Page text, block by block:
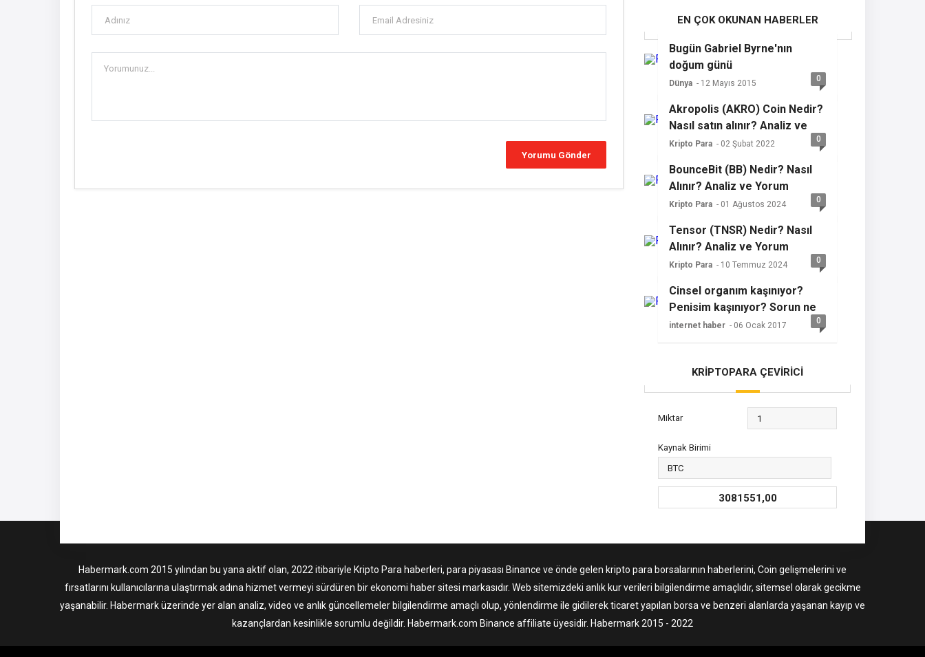
EN ÇOK OKUNAN HABERLER
Bugün Gabriel Byrne'nın
doğum günü
Dünya - 12 Mayıs 2015 0
Akropolis (AKRO) Coin Nedir?
Nasıl satın alınır? Analiz ve
yorum
Kripto Para - 02 Şubat 2022 0
BounceBit (BB) Nedir? Nasıl
Alınır? Analiz ve Yorum
Kripto Para - 01 Ağustos 2024 0
Tensor (TNSR) Nedir? Nasıl
Alınır? Analiz ve Yorum
Kripto Para - 10 Temmuz 2024 0
Cinsel organım kaşınıyor?
Penisim kaşınıyor? Sorun ne
olabilir?
internet haber - 06 Ocak 2017 0
KRİPTOPARA ÇEVİRİCİ
Miktar
Kaynak Birimi
3081551,00
Habermark.com 2015 yılından bu yana aktif olan, 2022 itibariyle Kripto Para haberleri, para piyasası Binance ve önde gelen kripto para borsalarının haberlerini, Coin gelişmelerini ve
fırsatlarını kullanıcılarına ulaştırmak adına hizmet vermeyi sürdüren bir ekonomi haber sitesi markasıdır. Web sitemizdeki anlık kur verileri bilgilendirme amaçlıdır, sitemsel olarak gecikme
yaşanabilir. Habermark üzerinde yer alan analiz, video ve anlık güncellemeler bilgilendirme amaçlı olup, yönlendirme ile gidilerek ticaret yapılan borsa ve benzeri alanlarda yaşanan kayıp ve
kazançlardan kesinlikle sorumlu değildir. Habermark.com Binance affiliate üyesidir. Habermark 2015 - 2022